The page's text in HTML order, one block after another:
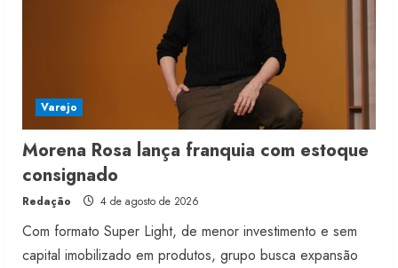
Varejo
Morena Rosa lança franquia com estoque
consignado
Redação 4 de agosto de 2026
Com formato Super Light, de menor investimento e sem
capital imobilizado em produtos, grupo busca expansão